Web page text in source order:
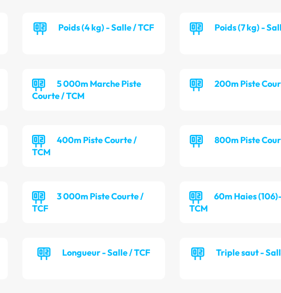
Poids (4 kg) - Salle / TCF Poids (7 kg) -
5 000m Marche Piste
Courte / TCM
200m Piste
400m Piste Courte /
TCM
800m Piste
3 000m Piste Courte /
TCF
60m Haies
TCM
Longueur - Salle / TCF Triple saut -